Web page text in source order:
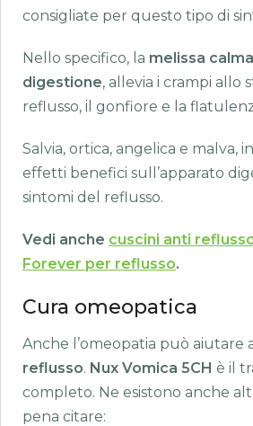
consigliate per questo tipo di
Nello specifico, la melissa
digestione, allevia i crampi allo
reflusso, il gonfiore e la
Salvia, ortica, angelica e malva,
effetti benefici sull’apparato
sintomi del reflusso.
Vedi anche cuscini anti
Forever per reflusso.
Cura omeopatica
Anche l’omeopatia può aiutare
reflusso. Nux Vomica 5CH è il
completo. Ne esistono anche
pena citare: